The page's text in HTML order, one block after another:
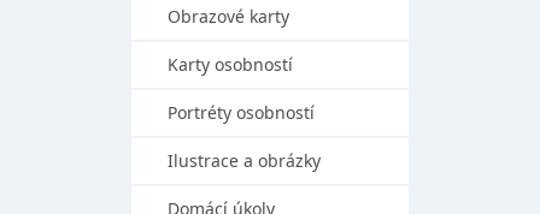
Obrazové karty
Karty osobností
Portréty osobností
Ilustrace a obrázky
Domácí úkoly